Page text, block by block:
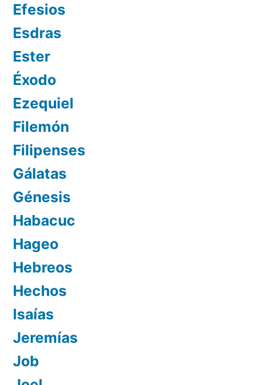
Efesios
Esdras
Ester
Éxodo
Ezequiel
Filemón
Filipenses
Gálatas
Génesis
Habacuc
Hageo
Hebreos
Hechos
Isaías
Jeremías
Job